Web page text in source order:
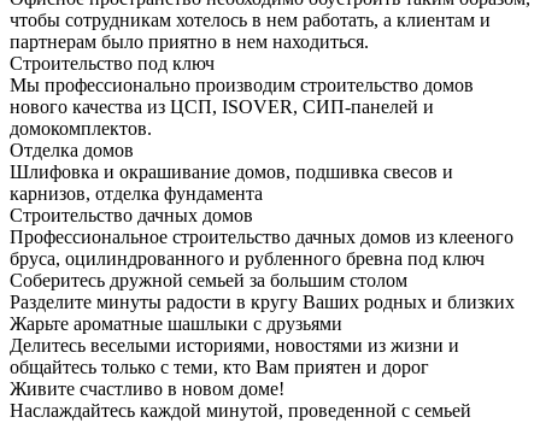
чтобы сотрудникам хотелось в нем работать, а клиентам и
партнерам было приятно в нем находиться.
Строительство под ключ
Мы профессионально производим строительство домов
нового качества из ЦСП, ISOVER, СИП-панелей и
домокомплектов.
Отделка домов
Шлифовка и окрашивание домов, подшивка свесов и
карнизов, отделка фундамента
Строительство дачных домов
Профессиональное строительство дачных домов из клееного
бруса, оцилиндрованного и рубленного бревна под ключ
Соберитесь дружной семьей за большим столом
Разделите минуты радости в кругу Ваших родных и близких
Жарьте ароматные шашлыки с друзьями
Делитесь веселыми историями, новостями из жизни и
общайтесь только с теми, кто Вам приятен и дорог
Живите счастливо в новом доме!
Наслаждайтесь каждой минутой, проведенной с семьей